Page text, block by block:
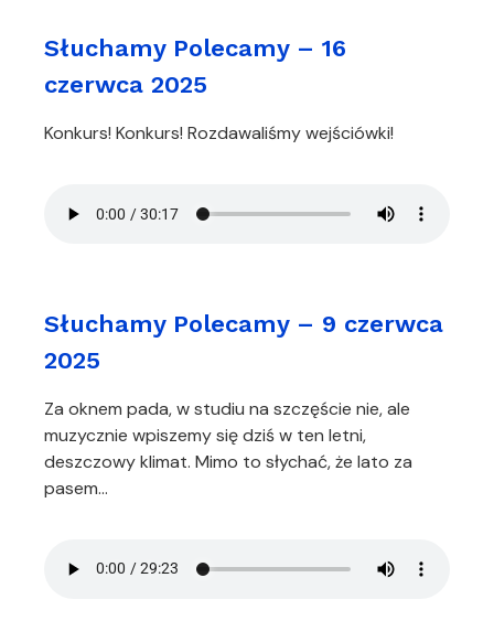
Słuchamy Polecamy – 16
czerwca 2025
Konkurs! Konkurs! Rozdawaliśmy wejściówki!
Słuchamy Polecamy – 9 czerwca
2025
Za oknem pada, w studiu na szczęście nie, ale
muzycznie wpiszemy się dziś w ten letni,
deszczowy klimat. Mimo to słychać, że lato za
pasem…